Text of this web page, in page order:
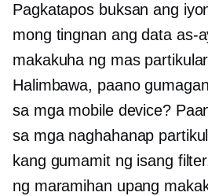
Pagkatapos buksan ang
mong tingnan ang data as-
makakuha ng mas
Halimbawa, paano
sa mga mobile device?
sa mga naghahanap
kang gumamit ng isang
ng maramihan upang